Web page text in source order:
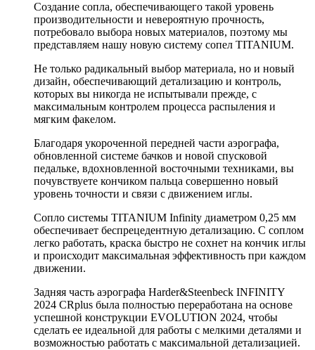
Создание сопла, обеспечивающего такой уровень
производительности и невероятную прочность,
потребовало выбора новых материалов, поэтому мы
представляем нашу новую систему сопел TITANIUM.
Не только радикальный выбор материала, но и новый
дизайн, обеспечивающий детализацию и контроль,
которых вы никогда не испытывали прежде, с
максимальным контролем процесса распыления и
мягким факелом.
Благодаря укороченной передней части аэрографа,
обновленной системе бачков и новой спусковой
педальке, вдохновленной восточными техниками, вы
почувствуете кончиком пальца совершенно новый
уровень точности и связи с движением иглы.
Сопло системы TITANIUM Infinity диаметром 0,25 мм
обеспечивает беспрецедентную детализацию. С соплом
легко работать, краска быстро не сохнет на кончик иглы
и происходит максимальная эффективность при каждом
движении.
Задняя часть аэрографа Harder&Steenbeck INFINITY
2024 CRplus была полностью переработана на основе
успешной конструкции EVOLUTION 2024, чтобы
сделать ее идеальной для работы с мелкими деталями и
возможностью работать с максимальной детализацией.